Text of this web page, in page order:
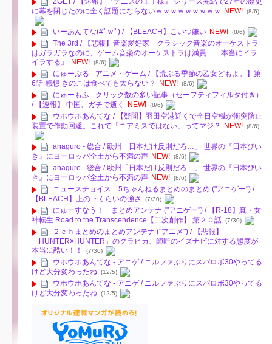
に幕を閉じたのに全く話題にならないｗｗｗｗｗｗｗｗｗ NEW! (8/6)
いーあんてな(#ﾟｗﾟ) / 【BLEACH】こいつ嫌い NEW! (8/6)
The 3rd / 【悲報】音楽愛好家「クラシック音楽のオーケストラ
はガラガラなのに、ゲーム音楽のオーケストラは満員……本当にイラ
イラする」
NEW! (8/6)
にゅーぷる - アニメ・ゲーム / 【荒ぶる季節の乙女どもよ。】第
6話 感想 きのこは食べても太らない？
NEW! (8/6)
にゅーもふ - クリック数の多い記事（セーフティフィルタ付き）
/ 【速報】 中国、ガチで逝く
NEW! (8/6)
ウホウホあんてな / 【疑問】羽田空港近くで全日空機が衝突防止
装置で作動回避。これで「ニアミスではない」ってマジ？
NEW! (8/6)
anaguro - 総合 / 欧州「日本だけ反則だろ…」 世界の『日本びい
き』にヨーロッパ全土から不満の声 NEW! (8/6)
anaguro - 総合 / 欧州「日本だけ反則だろ…」 世界の『日本びい
き』にヨーロッパ全土から不満の声 NEW! (8/6)
ニュースチョイス 5ちゃんねるまとめのまとめ ("アニゲー") /
【BLEACH】上の下くらいの強さ
(7/30)
にゅーすなう！ まとめアンテナ ("アニゲー") / 【R-18】真・女
神転生 Road to the Transcendence【二次創作】 第２０話 (7/30)
２ｃｈまとめのまとめアンテナ ("アニメ") / 【悲報】
「HUNTER×HUNTER」のクラピカ、師匠のイズナビに対する態度が
本当に酷い！！
(7/30)
ウホウホあんてな - アニゲ / ニルファぶりにスパロボ30やってる
けど大分変わったね (12/5)
ウホウホあんてな - アニゲ / ニルファぶりにスパロボ30やってる
けど大分変わったね (12/5)